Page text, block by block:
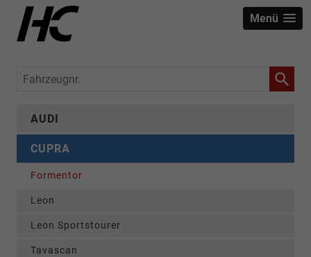
Menü
Fahrzeugnr.
AUDI
CUPRA
Formentor
Leon
Leon Sportstourer
Tavascan